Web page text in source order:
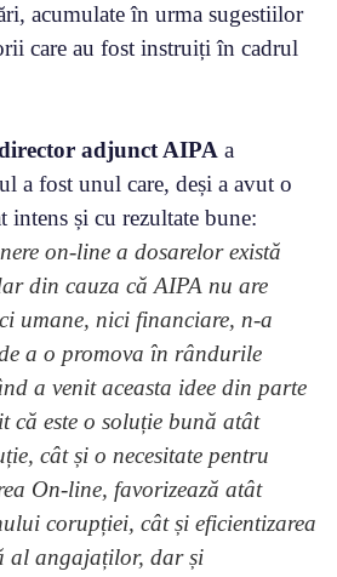
acumulate în urma sugestiilor
care au fost instruiți în cadrul
adjunct AIPA a
a fost unul care, deși a avut o
intens și cu rezultate bune:
on-line a dosarelor există
din cauza că AIPA nu are
umane, nici financiare, n-a
a o promova în rândurile
a venit aceasta idee din parte
că este o soluție bună atât
cât și o necesitate pentru
On-line, favorizează atât
corupției, cât și eficientizarea
al angajaților, dar și